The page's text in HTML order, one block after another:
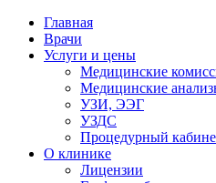
Главная
Врачи
Услуги и цены
Медицинские
Медицинские
УЗИ, ЭЭГ
УЗДС
Процедурный
О клинике
Лицензии